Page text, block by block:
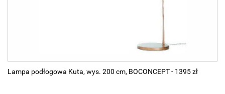
Lampa podłogowa Kuta, wys. 200 cm, BOCONCEPT - 1395 zł